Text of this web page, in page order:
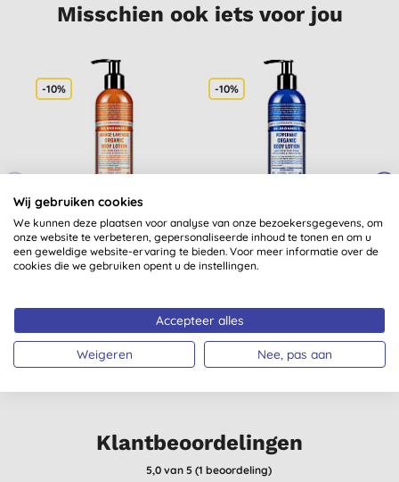
Misschien ook iets voor jou
-10%
Dr. Bronner's Hand &
Bodylotion Orange
Lavender Organic
(9)
-10%
Dr. Bronner's Hand &
Bodylotion
Peppermint Organic
Klantbeoordelingen
5,0van 5 (1 beoordeling)
Wij gebruiken cookies
We kunnen deze plaatsen voor analyse van onze bezoekersgegevens, om
onze website te verbeteren, gepersonaliseerde inhoud te tonen en om u
een geweldige website-ervaring te bieden. Voor meer informatie over de
cookies die we gebruiken opent u de instellingen.
Accepteer alles
Weigeren Nee, pas aan